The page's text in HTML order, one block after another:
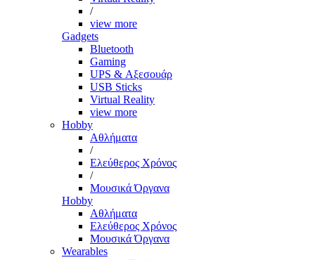
/
view more
Gadgets
Bluetooth
Gaming
UPS & Αξεσουάρ
USB Sticks
Virtual Reality
view more
Hobby
Αθλήματα
/
Ελεύθερος Χρόνος
/
Μουσικά Όργανα
Hobby
Αθλήματα
Ελεύθερος Χρόνος
Μουσικά Όργανα
Wearables